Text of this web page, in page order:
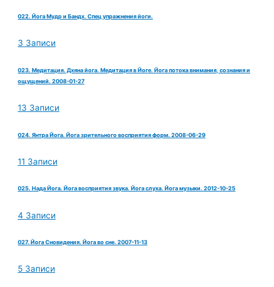
022. Йога Мудр и Бандх. Спец упражнения йоги.
3 Записи
023. Медитация. Дхяна йога. Медитация в Йоге. Йога потока внимания, сознания и
ощущений. 2008-01-27
13 Записи
024. Янтра Йога. Йога зрительного восприятия форм. 2008-06-29
11 Записи
025. Нада Йога. Йога восприятия звука. Йога слуха. Йога музыки. 2012-10-25
4 Записи
027. Йога Сновидения. Йога во сне. 2007-11-13
5 Записи